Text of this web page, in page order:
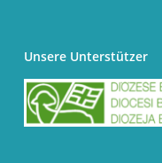
Unsere Unterstützer